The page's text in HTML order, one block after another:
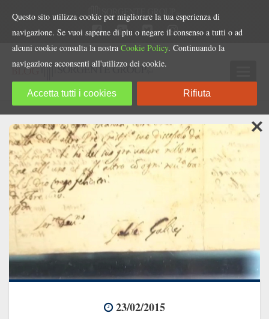
23/02/2015
Questo sito utilizza cookie per migliorare la tua esperienza di
navigazione. Se vuoi saperne di piu o negare il consenso a tutti o ad
alcuni cookie consulta la nostra Cookie Policy. Continuando la
navigazione acconsenti all'utilizzo dei cookie.
Accetta tutti i cookies Rifiuta